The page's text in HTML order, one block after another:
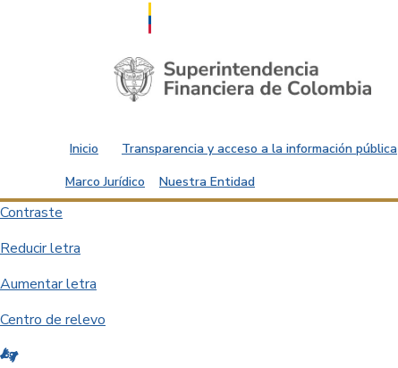
Saltar al contenido principal
Inicio Transparencia y acceso a la información pública
Marco Jurídico
Nuestra Entidad
Contraste
Reducir letra
Aumentar letra
Centro de relevo